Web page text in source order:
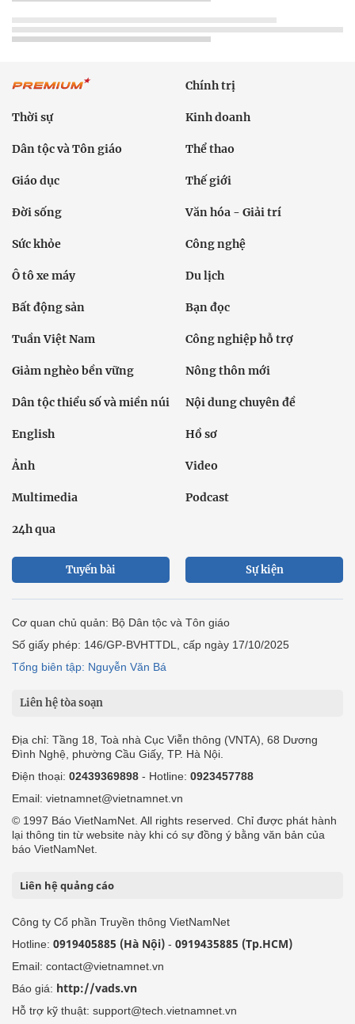
Chính trị
Thời sự Kinh doanh
Dân tộc và Tôn giáo Thể thao
Giáo dục Thế giới
Đời sống Văn hóa - Giải trí
Sức khỏe Công nghệ
Ô tô xe máy Du lịch
Bất động sản Bạn đọc
Tuần Việt Nam Công nghiệp hỗ trợ
Giảm nghèo bền vững Nông thôn mới
Dân tộc thiểu số và miền núi Nội dung chuyên đề
English Hồ sơ
Ảnh Video
Multimedia Podcast
24h qua
Tuyến bài Sự kiện
Cơ quan chủ quản: Bộ Dân tộc và Tôn giáo
Số giấy phép: 146/GP-BVHTTDL, cấp ngày 17/10/2025
Tổng biên tập: Nguyễn Văn Bá
Liên hệ tòa soạn
Địa chỉ: Tầng 18, Toà nhà Cục Viễn thông (VNTA), 68 Dương
Đình Nghệ, phường Cầu Giấy, TP. Hà Nội.
Điện thoại: 02439369898 - Hotline: 0923457788
Email: vietnamnet@vietnamnet.vn
© 1997 Báo VietNamNet. All rights reserved. Chỉ được phát hành
lại thông tin từ website này khi có sự đồng ý bằng văn bản của
báo VietNamNet.
Liên hệ quảng cáo
Công ty Cổ phần Truyền thông VietNamNet
Hotline: 0919405885 (Hà Nội) - 0919435885 (Tp.HCM)
Email: contact@vietnamnet.vn
Báo giá: http://vads.vn
Hỗ trợ kỹ thuật: support@tech.vietnamnet.vn